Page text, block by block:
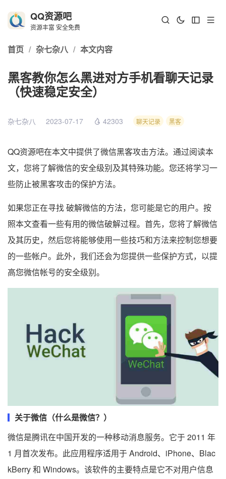
QQ资源吧
资源丰富 安全免费
首页 / 杂七杂八 / 本文内容
黑客教你怎么黑进对方手机看聊天记录
（快速稳定安全）
杂七杂八 2023-07-17 42303 聊天记录 黑客
QQ资源吧在本文中提供了微信黑客攻击方法。通过阅读本
文，您将了解微信的安全级别及其特殊功能。您还将学习一
些防止被黑客攻击的保护方法。
如果您正在寻找 破解微信的方法，您可能是它的用户。按
照本文查看一些有用的微信破解过程。首先，您将了解微信
及其历史，然后您将能够使用一些技巧和方法来控制您想要
的一些帐户。此外，我们还会为您提供一些保护方式，以提
高您微信帐号的安全级别。
关于微信（什么是微信？）
微信是腾讯在中国开发的一种移动消息服务。它于 2011 年
1 月首次发布。此应用程序适用于 Android、iPhone、Blac
kBerry 和 Windows。该软件的主要特点是它不对用户信息